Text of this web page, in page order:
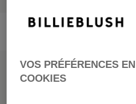
Sabots En Jean
PRIX DOUX
VOS PRÉFÉRENCES
COOKIES